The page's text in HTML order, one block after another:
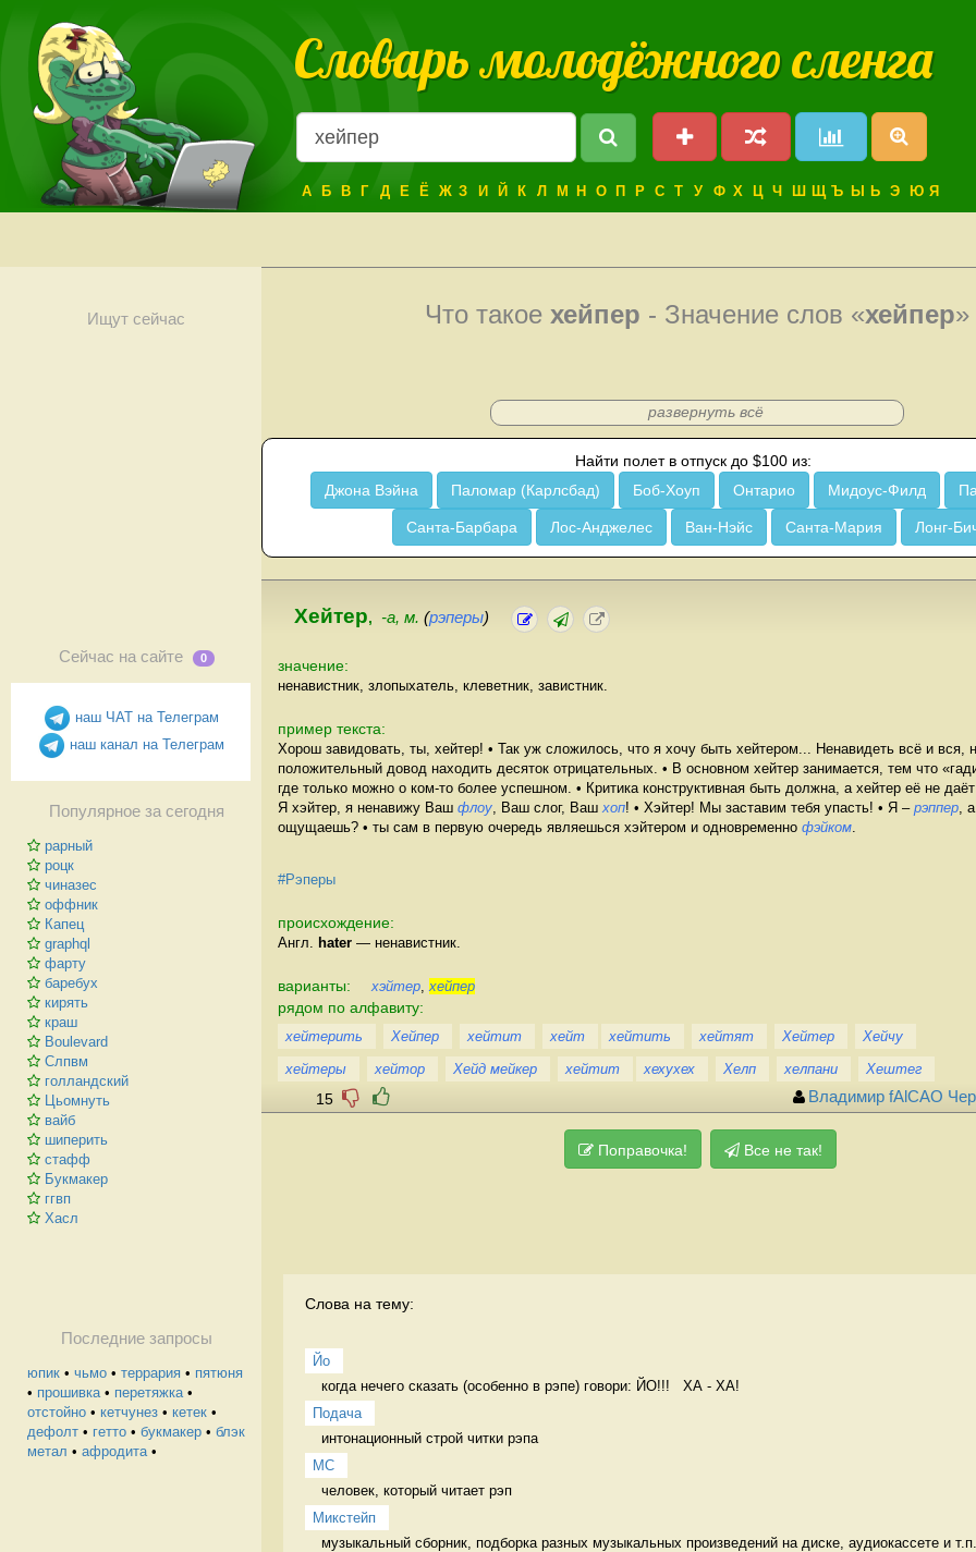
Словарь молодёжного сленга
А Б В Г Д Е Ё Ж З И Й К Л М Н О П Р С Т У Ф Х Ц Ч Ш Щ Ъ Ы Ь Э Ю Я
Ищут сейчас
Сейчас на сайте 0
наш ЧАТ на Телеграм
наш канал на Телеграм
Популярное за сегодня
рарный
роцк
чиназес
оффник
Капец
graphql
фарту
баребух
кирять
краш
Boulevard
Слпвм
голландский
Цьомнуть
вайб
шиперить
стафф
Букмакер
ггвп
Хасл
Последние запросы
юпик • чьмо • террария • пятюня
• прошивка• перетяжка•
отстойно • кетчунез • кетек •
дефолт • гетто • букмакер • блэк
метал • афродита•
Что такое хейпер - Значение слов «хейпер»
развернуть всё
Найти полет в отпуск до $100 из:
Джона Вэйна
Паломар (Карлсбад) Боб-Хоуп Онтарио Мидоус-Филд
Санта-Барбара Лос-Анджелес Ван-Нэйс Санта-Мария Лонг-
Хейтер, -а, м. (рэперы)
значение:
ненавистник, злопыхатель, клеветник, завистник.
пример текста:
Хорош завидовать, ты, хейтер! • Так уж сложилось, что я хочу быть хейтером... Ненавидеть всё и вся,
положительный довод находить десяток отрицательных. • В основном хейтер занимается, тем что
где только можно о ком-то более успешном. • Критика конструктивная быть должна, а хейтер её не даёт
Я хэйтер, я ненавижу Ваш флоу , Ваш слог, Ваш хоп! • Хэйтер! Мы заставим тебя упасть! • Я – рэппер ,
ощущаешь? • ты сам в первую очередь являешься хэйтером и одновременно фэйком
#Рэперы
происхождение:
Англ. hater — ненавистник.
варианты: хэйтер хейпер
рядом по алфавиту:
хейтерить Хейпер хейтит хейт хейтить хейтят Хейтер
Хейчу
хейтеры
хейтор Хейд мейкер хейтит хехухех Хелп хелпани Хештег
15 Владимир fAlCAO
Поправочка! Все не так!
Слова на тему:
Йо
когда нечего сказать (особенно в рэпе) говори: ЙО!!!   ХА - ХА!
Подача
интонационный строй читки рэпа
MC
человек, который читает рэп
Микстейп
музыкальный сборник, подборка разных музыкальных произведений на диске, аудиокассете и т.п.;